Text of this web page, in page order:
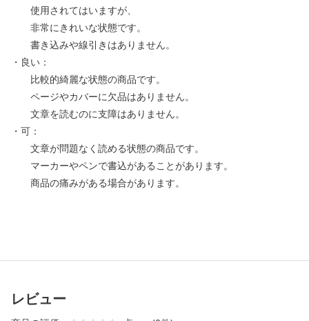
使用されてはいますが、
非常にきれいな状態です。
書き込みや線引きはありません。
・良い：
比較的綺麗な状態の商品です。
ページやカバーに欠品はありません。
文章を読むのに支障はありません。
・可：
文章が問題なく読める状態の商品です。
マーカーやペンで書込があることがあります。
商品の痛みがある場合があります。
レビュー